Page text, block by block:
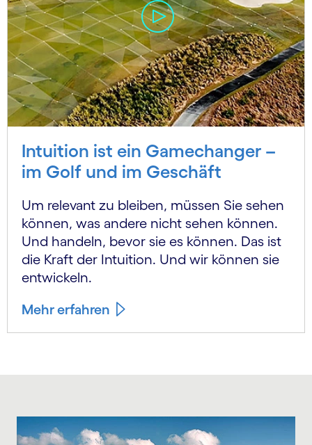
Intuition ist ein Gamechanger –
im Golf und im Geschäft
Um relevant zu bleiben, müssen Sie sehen
können, was andere nicht sehen können.
Und handeln, bevor sie es können. Das ist
die Kraft der Intuition. Und wir können sie
entwickeln.
Mehr erfahren